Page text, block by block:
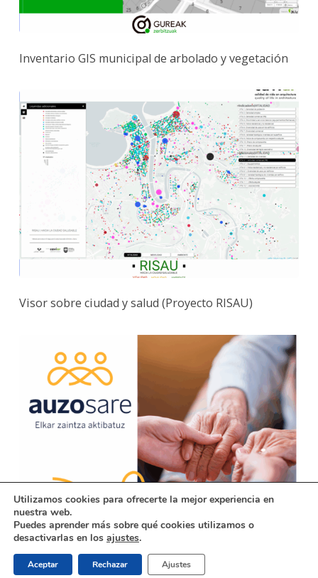
Inventario GIS municipal de arbolado y vegetación
Visor sobre ciudad y salud (Proyecto RISAU)
Detección de vulnerabilidad en situaciones de
soledad no deseada
Utilizamos cookies para ofrecerte la mejor experiencia en
nuestra web.
Puedes aprender más sobre qué cookies utilizamos o
desactivarlas en los ajustes.
Aceptar Rechazar Ajustes